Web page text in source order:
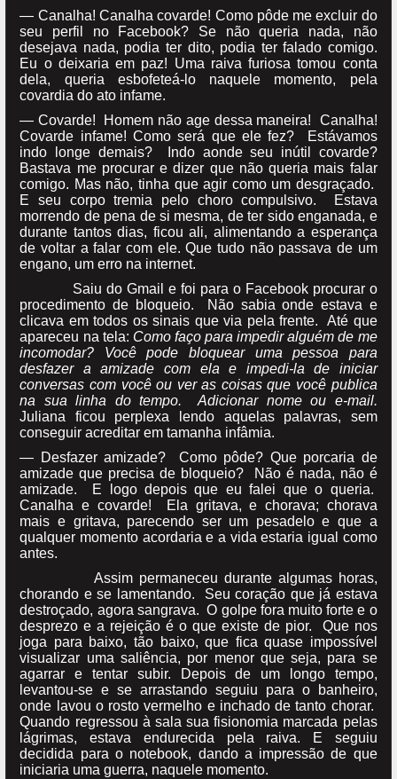
— Canalha! Canalha covarde! Como pôde me excluir do
seu perfil no Facebook? Se não queria nada, não
desejava nada, podia ter dito, podia ter falado comigo.
Eu o deixaria em paz! Uma raiva furiosa tomou conta
dela, queria esbofeteá-lo naquele momento, pela
covardia do ato infame.
— Covarde! Homem não age dessa maneira! Canalha!
Covarde infame! Como será que ele fez? Estávamos
indo longe demais? Indo aonde seu inútil covarde?
Bastava me procurar e dizer que não queria mais falar
comigo. Mas não, tinha que agir como um desgraçado.
E seu corpo tremia pelo choro compulsivo. Estava
morrendo de pena de si mesma, de ter sido enganada, e
durante tantos dias, ficou ali, alimentando a esperança
de voltar a falar com ele. Que tudo não passava de um
engano, um erro na internet.
Saiu do Gmail e foi para o Facebook procurar o
procedimento de bloqueio. Não sabia onde estava e
clicava em todos os sinais que via pela frente. Até que
apareceu na tela: Como faço para impedir alguém de me
incomodar? Você pode bloquear uma pessoa para
desfazer a amizade com ela e impedi-la de iniciar
conversas com você ou ver as coisas que você publica
na sua linha do tempo. Adicionar nome ou e-mail.
Juliana ficou perplexa lendo aquelas palavras, sem
conseguir acreditar em tamanha infâmia.
— Desfazer amizade? Como pôde? Que porcaria de
amizade que precisa de bloqueio? Não é nada, não é
amizade. E logo depois que eu falei que o queria.
Canalha e covarde! Ela gritava, e chorava; chorava
mais e gritava, parecendo ser um pesadelo e que a
qualquer momento acordaria e a vida estaria igual como
antes.
Assim permaneceu durante algumas horas,
chorando e se lamentando. Seu coração que já estava
destroçado, agora sangrava. O golpe fora muito forte e o
desprezo e a rejeição é o que existe de pior. Que nos
joga para baixo, tão baixo, que fica quase impossível
visualizar uma saliência, por menor que seja, para se
agarrar e tentar subir. Depois de um longo tempo,
levantou-se e se arrastando seguiu para o banheiro,
onde lavou o rosto vermelho e inchado de tanto chorar.
Quando regressou à sala sua fisionomia marcada pelas
lágrimas, estava endurecida pela raiva. E seguiu
decidida para o notebook, dando a impressão de que
iniciaria uma guerra, naquele momento.